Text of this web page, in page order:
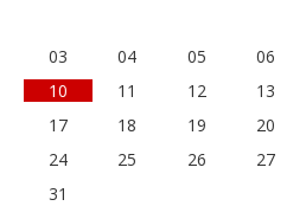
03
04 05 06
10
11 12 13
17
18 19 20
24
25 26 27
31